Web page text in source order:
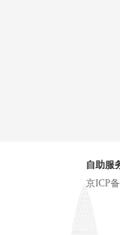
自助服
京ICP